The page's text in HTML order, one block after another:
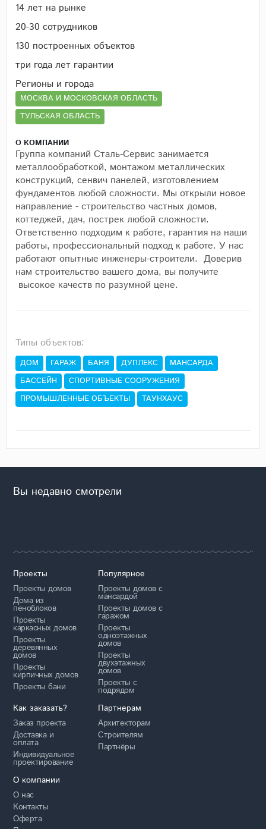
14 лет на рынке
20-30 cотрудников
130 построенных объектов
три года лет гарантии
Регионы и города
МОСКВА И МОСКОВСКАЯ ОБЛАСТЬ
ТУЛЬСКАЯ ОБЛАСТЬ
О КОМПАНИИ
Группа компаний Сталь-Сервис занимается
металлообработкой, монтажом металлических
конструкций, сенвич панелей, изготовлением
фундаментов любой сложности. Мы открыли новое
направление - строительство частных домов,
коттеджей, дач, пострек любой сложности.
Ответственно подходим к работе, гарантия на наши
работы, профессиональный подход к работе. У нас
работают опытные инженеры-строители. Доверив
нам строительство вашего дома, вы получите
высокое качеств по разумной цене.
Типы объектов:
ДОМ ГАРАЖ БАНЯ ДУПЛЕКС
МАНСАРДА
БАССЕЙН
СПОРТИВНЫЕ СООРУЖЕНИЯ
ПРОМЫШЛЕННЫЕ ОБЪЕКТЫ
ТАУНХАУС
Вы недавно смотрели
Проекты
Проекты домов
Дома из
пеноблоков
Проекты
каркасных домов
Проекты
деревянных
домов
Проекты
кирпичных домов
Проекты бани
Популярное
Проекты домов с
мансардой
Проекты домов с
гаражом
Проекты
одноэтажных
домов
Проекты
двухэтажных
домов
Проекты с
подрядом
Как заказать?
Заказ проекта
Доставка и
оплата
Индивидуальное
проектирование
Партнерам
Архитекторам
Строителям
Партнёры
О компании
О нас
Контакты
Оферта